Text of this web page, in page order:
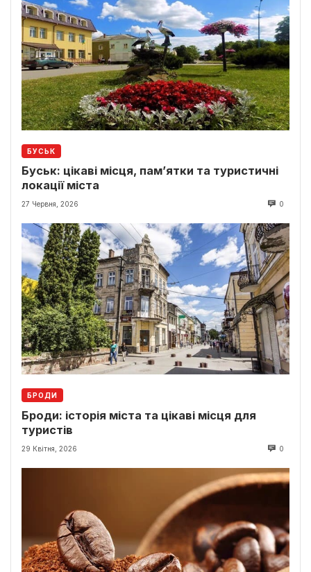
БУСЬК
Буськ: цікаві місця, пам’ятки та туристичні
локації міста
27 Червня, 2026 0
БРОДИ
Броди: історія міста та цікаві місця для
туристів
29 Квітня, 2026 0